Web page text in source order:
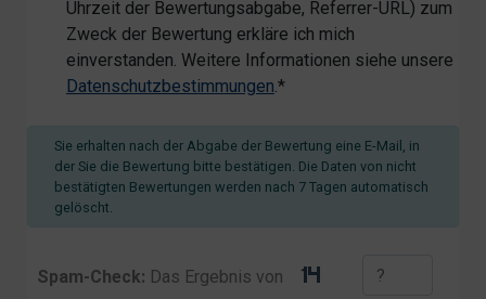
Uhrzeit der Bewertungsabgabe, Referrer-URL) zum
Zweck der Bewertung erkläre ich mich
einverstanden. Weitere Informationen siehe unsere
Datenschutzbestimmungen.*
Sie erhalten nach der Abgabe der Bewertung eine E-Mail, in
der Sie die Bewertung bitte bestätigen. Die Daten von nicht
bestätigten Bewertungen werden nach 7 Tagen automatisch
gelöscht.
Spam-Check: Das Ergebnis von